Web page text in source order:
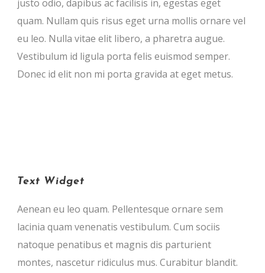
justo odio, dapibus ac facilisis in, egestas eget
quam. Nullam quis risus eget urna mollis ornare vel
eu leo. Nulla vitae elit libero, a pharetra augue.
Vestibulum id ligula porta felis euismod semper.
Donec id elit non mi porta gravida at eget metus.
Text Widget
Aenean eu leo quam. Pellentesque ornare sem
lacinia quam venenatis vestibulum. Cum sociis
natoque penatibus et magnis dis parturient
montes, nascetur ridiculus mus. Curabitur blandit.